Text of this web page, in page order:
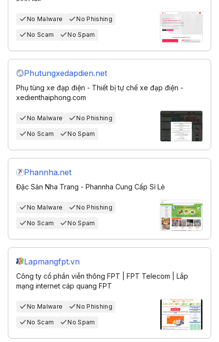
No Malware No Phishing
No Scam No Spam
Phutungxedapdien.net
Phụ tùng xe đạp điện - Thiết bị tự chế xe đạp điện -
xedienthaiphong.com
No Malware No Phishing
No Scam No Spam
Phannha.net
Đặc Sản Nha Trang - Phannha Cung Cấp Sỉ Lẻ
No Malware No Phishing
No Scam No Spam
Lapmangfpt.vn
Công ty cổ phần viễn thông FPT | FPT Telecom | Lắp
mạng internet cáp quang FPT
No Malware No Phishing
No Scam No Spam